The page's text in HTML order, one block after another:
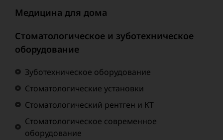
Медицина для дома
Стоматологическое и зуботехническое
оборудование
Зуботехническое оборудование
Стоматологические установки
Стоматологический рентген и КТ
Стоматологическое современное
оборудование